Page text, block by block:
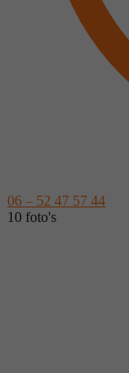
06 – 52 47 57 44
10 foto's